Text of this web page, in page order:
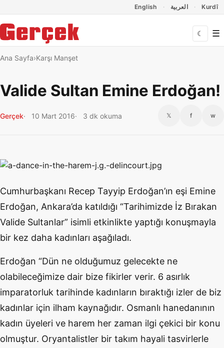
English العربية Kurdî
☾ ☰
Ana Sayfa Karşı Manşet
Valide Sultan Emine Erdoğan!
Gerçek 10 Mart 2016 3 dk okuma 𝕏 f w
Cumhurbaşkanı Recep Tayyip Erdoğan’ın eşi Emine
Erdoğan, Ankara’da katıldığı “Tarihimizde İz Bırakan
Valide Sultanlar” isimli etkinlikte yaptığı konuşmayla
bir kez daha kadınları aşağıladı.
Erdoğan “Dün ne olduğumuz gelecekte ne
olabileceğimize dair bize fikirler verir. 6 asırlık
imparatorluk tarihinde kadınların bıraktığı izler de biz
kadınlar için ilham kaynağıdır. Osmanlı hanedanının
kadın üyeleri ve harem her zaman ilgi çekici bir konu
olmuştur. Oryantalistler bir takım hayali tasvirlerle